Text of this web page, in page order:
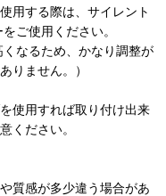
用する際は、サイレント
ご使用ください。
なるため、かなり調整が
りません。）
使用すれば取り付け出来
ください。
質感が多少違う場合があ